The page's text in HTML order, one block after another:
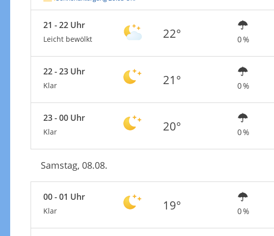
21 - 22 Uhr
Leicht bewölkt 22° 0 %
22 - 23 Uhr
Klar 21° 0 %
23 - 00 Uhr
Klar 20° 0 %
Samstag, 08.08.
00 - 01 Uhr
Klar 19° 0 %